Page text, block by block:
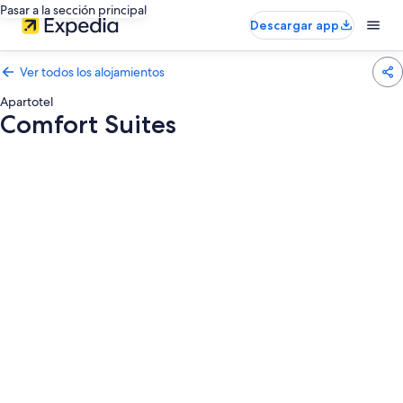
Pasar a la sección principal
Descargar app
Ver todos los alojamientos
Apartotel
Comfort Suites